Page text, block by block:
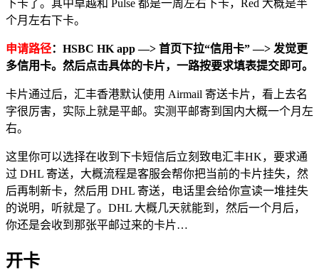
下卡了。其中卓越和 Pulse 都是一周左右下卡，Red 大概是半
个月左右下卡。
申请路径：HSBC HK app —> 首页下拉“信用卡” —> 发觉更
多信用卡。然后点击具体的卡片，一路按要求填表提交即可。
卡片通过后，汇丰香港默认使用 Airmail 寄送卡片，看上去名
字很厉害，实际上就是平邮。实测平邮寄到国内大概一个月左
右。
这里你可以选择在收到下卡短信后立刻致电汇丰HK，要求通
过 DHL 寄送，大概流程是客服会帮你把当前的卡片挂失，然
后再制新卡，然后用 DHL 寄送，电话里会给你宣读一堆挂失
的说明，听就是了。DHL 大概几天就能到，然后一个月后，
你还是会收到那张平邮过来的卡片…
开卡